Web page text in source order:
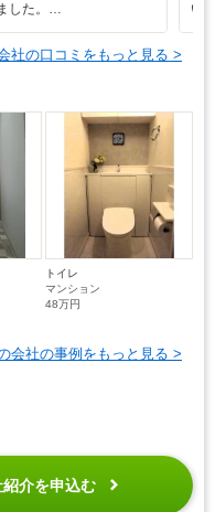
した。…
い
社の口コミをもっと見る >
トイレ
マンション
48万円
会社の事例をもっと見る >
介を申込む